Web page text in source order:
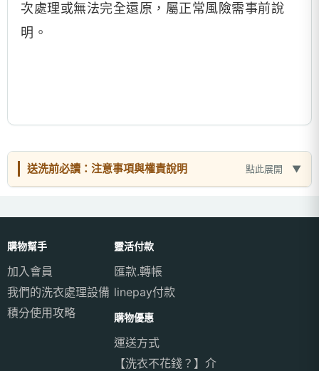
次處理或無法完全還原，屬正常風險需事前說
明。
送洗前必讀：注意事項與權責說明 點此展開
購物幫手
加入會員
我們的洗衣處理設備
積分使用攻略
靈活付款
匯款.轉帳
linepay付款
購物優惠
運送方式
【洗衣不花錢？】介